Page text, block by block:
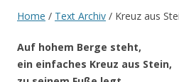
Home / Text Archiv / Kreuz aus
Auf hohem Berge steht,
ein einfaches Kreuz aus Stein,